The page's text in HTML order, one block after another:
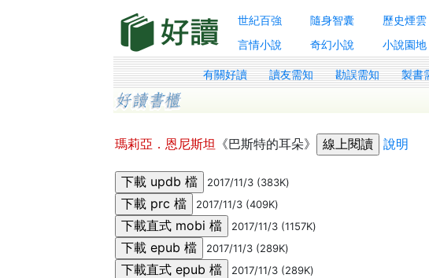
世紀百強 隨身智囊 歷史煙雲
言情小說
奇幻小說 小說園地
有關好讀 讀友需知 勘誤需知 製書
瑪莉亞．恩尼斯坦 《巴斯特的耳朵》 說明
2017/11/3 (383K)
2017/11/3 (409K)
2017/11/3 (1157K)
2017/11/3 (289K)
2017/11/3 (289K)